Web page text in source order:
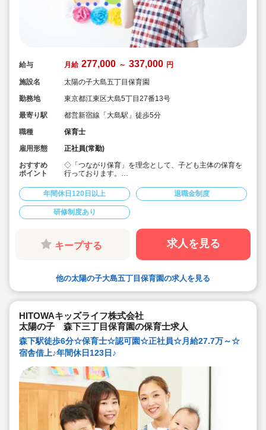
給与 月給 277,000 ～ 337,000 円
施設名
太陽の子大島五丁目保育園
勤務地
東京都江東区大島5丁目27番13号
最寄り駅
都営新宿線「大島駅」徒歩5分
職種
保育士
雇用形態
正社員(常勤)
おすすめ
ポイント
◇「つながり保育」を理念として、子ども主体の保育を
行っております。
あり♪
◇残業ゼロ推進 / 持ち帰り残業禁止 / 残業代は1分単位で
支給！
◇年間休日123日から / プライベートも充実 / 12連休取得
◇多彩なキャリアアップ研修 / 年間100以上実施 / 充実し
たバックアップ！
年間休日120日以上 退職金制度
研修制度あり
キープする 求人を見る
他の太陽の子大島五丁目保育園の求人を見る
HITOWAキッズライフ株式会社
太陽の子 森下三丁目保育園の保育士求人
森下駅徒歩6分☆保育士☆認可園☆正社員☆月給27.7万～☆
宿舎借上♪年間休日123日♪